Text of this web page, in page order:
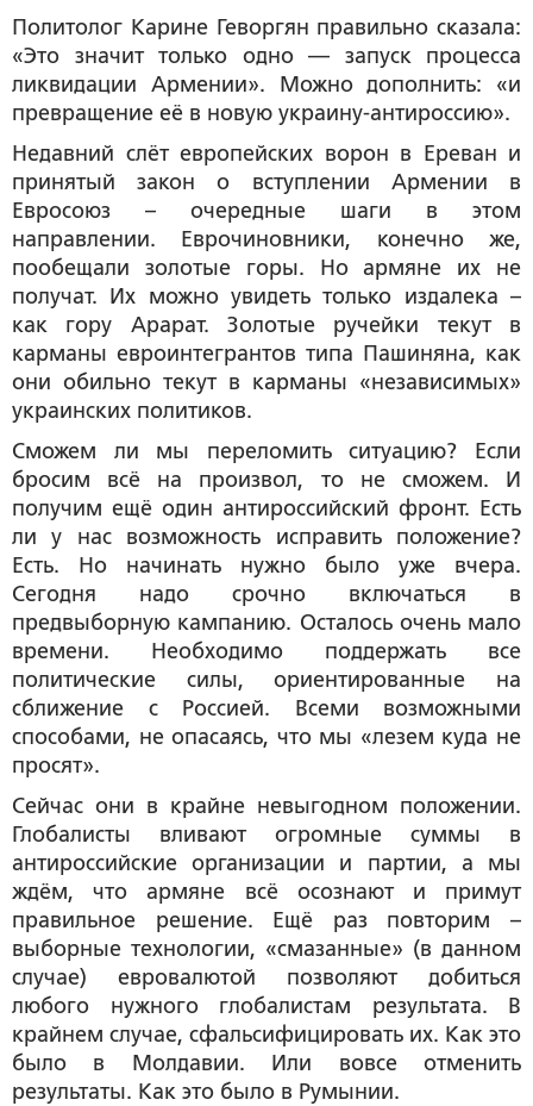
Политолог Карине Геворгян правильно сказала:
«Это значит только одно — запуск процесса
ликвидации Армении». Можно дополнить: «и
превращение её в новую украину-антироссию».
Недавний слёт европейских ворон в Ереван и
принятый закон о вступлении Армении в
Евросоюз – очередные шаги в этом
направлении. Еврочиновники, конечно же,
пообещали золотые горы. Но армяне их не
получат. Их можно увидеть только издалека –
как гору Арарат. Золотые ручейки текут в
карманы евроинтегрантов типа Пашиняна, как
они обильно текут в карманы «независимых»
украинских политиков.
Сможем ли мы переломить ситуацию? Если
бросим всё на произвол, то не сможем. И
получим ещё один антироссийский фронт. Есть
ли у нас возможность исправить положение?
Есть. Но начинать нужно было уже вчера.
Сегодня надо срочно включаться в
предвыборную кампанию. Осталось очень мало
времени. Необходимо поддержать все
политические силы, ориентированные на
сближение с Россией. Всеми возможными
способами, не опасаясь, что мы «лезем куда не
просят».
Сейчас они в крайне невыгодном положении.
Глобалисты вливают огромные суммы в
антироссийские организации и партии, а мы
ждём, что армяне всё осознают и примут
правильное решение. Ещё раз повторим –
выборные технологии, «смазанные» (в данном
случае) евровалютой позволяют добиться
любого нужного глобалистам результата. В
крайнем случае, сфальсифицировать их. Как это
было в Молдавии. Или вовсе отменить
результаты. Как это было в Румынии.